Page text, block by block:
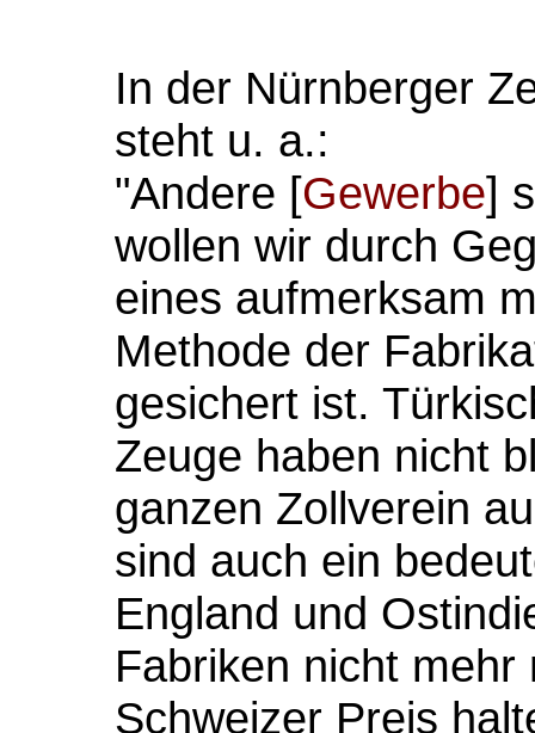
In der Nürnberger
steht u. a.:
"Andere [Gewerbe]
wollen wir durch
eines aufmerksam
Methode der
gesichert ist.
Zeuge haben nicht
ganzen Zollverein
sind auch ein
England und
Fabriken nicht
Schweizer Preis